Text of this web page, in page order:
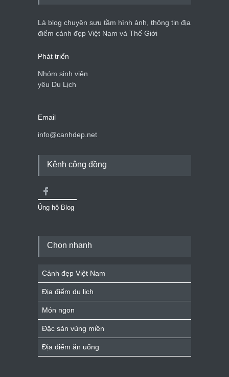
dân dã ở Sài Gòn
Cảnh đẹp Việt Nam 25/04/2020
Là blog chuyên sưu tầm hình ảnh, thông tin địa
điểm cảnh đẹp Việt Nam và Thế Giới
Phát triển
Nhóm sinh viên
yêu Du Lịch
Email
info@canhdep.net
Kênh cộng đồng
Ủng hộ Blog
Chọn nhanh
Cảnh đẹp Việt Nam
Địa điểm du lịch
Món ngon
Đặc sản vùng miền
Địa điểm ăn uống